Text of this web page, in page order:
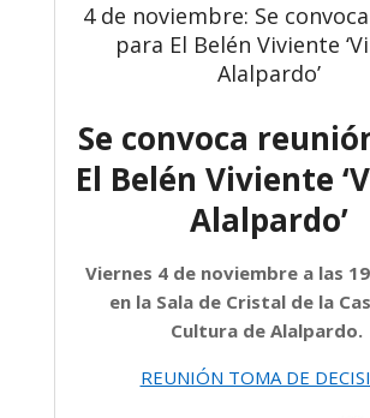
4 de noviembre: Se
para El Belén Viviente
Alalpardo’
Se convoca
El Belén Viviente
Alalpardo’
Viernes 4 de noviembre a las
en la Sala de Cristal de la
Cultura de Alalpardo.
REUNIÓN TOMA DE